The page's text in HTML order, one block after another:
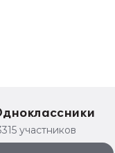
участников